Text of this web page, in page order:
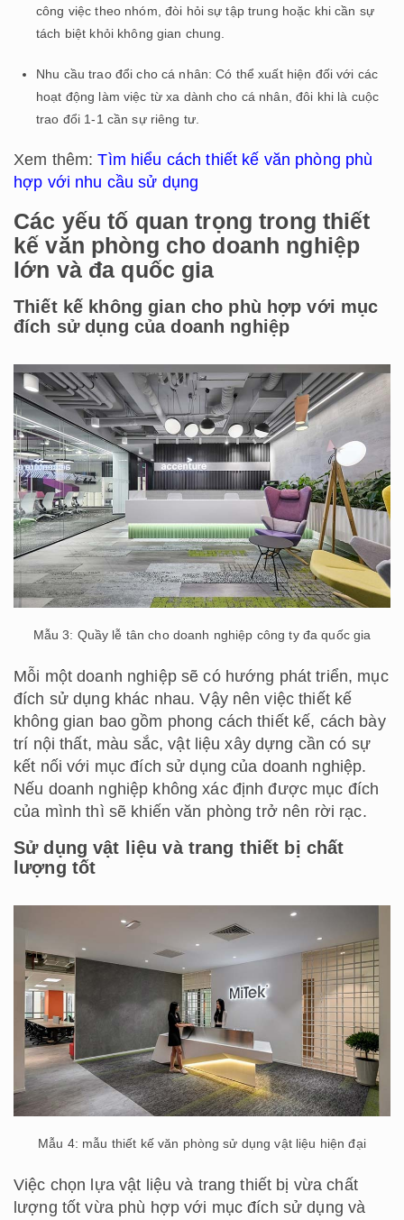
công việc theo nhóm, đòi hỏi sự tập trung hoặc khi cần sự
tách biệt khỏi không gian chung.
Nhu cầu trao đổi cho cá nhân: Có thể xuất hiện đối với các
hoạt động làm việc từ xa dành cho cá nhân, đôi khi là cuộc
trao đổi 1-1 cần sự riêng tư.
Xem thêm:Tìm hiểu cách thiết kế văn phòng phù
hợp với nhu cầu sử dụng
Các yếu tố quan trọng trong thiết
kế văn phòng cho doanh nghiệp
lớn và đa quốc gia
Thiết kế không gian cho phù hợp với mục
đích sử dụng của doanh nghiệp
Mẫu 3: Quầy lễ tân cho doanh nghiệp công ty đa quốc gia
Mỗi một doanh nghiệp sẽ có hướng phát triển, mục
đích sử dụng khác nhau. Vậy nên việc thiết kế
không gian bao gồm phong cách thiết kế, cách bày
trí nội thất, màu sắc, vật liệu xây dựng cần có sự
kết nối với mục đích sử dụng của doanh nghiệp.
Nếu doanh nghiệp không xác định được mục đích
của mình thì sẽ khiến văn phòng trở nên rời rạc.
Sử dụng vật liệu và trang thiết bị chất
lượng tốt
Mẫu 4: mẫu thiết kế văn phòng sử dụng vật liệu hiện đại
Việc chọn lựa vật liệu và trang thiết bị vừa chất
lượng tốt vừa phù hợp với mục đích sử dụng và